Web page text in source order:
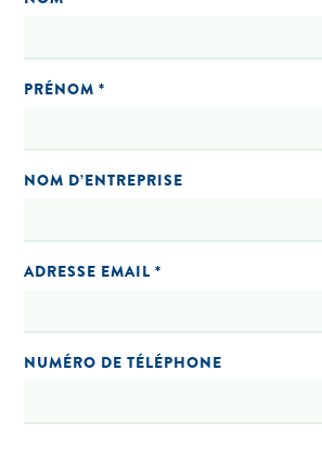
PRÉNOM *
NOM D’ENTREPRISE
ADRESSE EMAIL *
NUMÉRO DE TÉLÉPHONE